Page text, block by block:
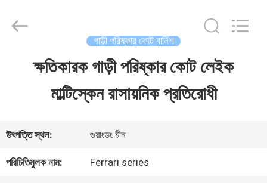
ভিডিও
Chemical
গাড়ী পরিষ্কার কোট বার্নিশ
ক্ষতিকারক গাড়ী পরিষ্কার কোট লেইক
মাল্টিস্কেন রাসায়নিক প্রতিরোধী
উৎপত্তি স্থল: গুয়াংডং চীন
পরিচিতিমুলক নাম: Ferrari series